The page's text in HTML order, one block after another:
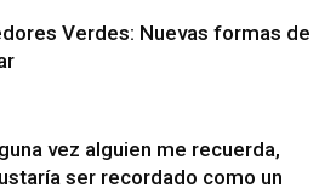
ser recordado como un